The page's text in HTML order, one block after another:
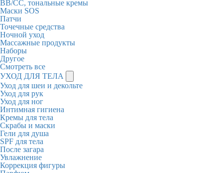
BB/CC, тональные кремы
Маски SOS
Патчи
Точечные средства
Ночной уход
Массажные продукты
Наборы
Другое
Смотреть все
УХОД ДЛЯ ТЕЛА
Уход для шеи и декольте
Уход для рук
Уход для ног
Интимная гигиена
Кремы для тела
Скрабы и маски
Гели для душа
SPF для тела
После загара
Увлажнение
Коррекция фигуры